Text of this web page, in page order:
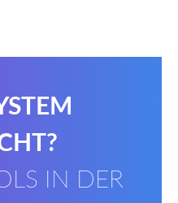
IN DER